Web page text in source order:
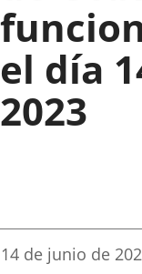
el día
2023
Fecha
14 de junio de